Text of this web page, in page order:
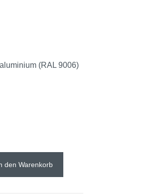
(RAL 9006)
den Warenkorb